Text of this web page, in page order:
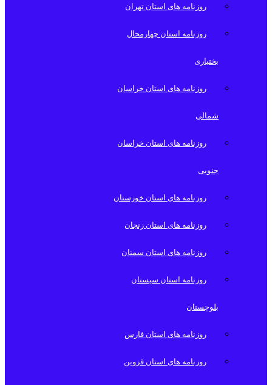
روزنامه های استان تهران
روزنامه استان چهارمحال
بختیاری
روزنامه های استان خراسان
شمالی
روزنامه های استان خراسان
جنوبی
روزنامه های استان خوزستان
روزنامه های استان زنجان
روزنامه های استان سمنان
روزنامه استان سیستان
بلوچستان
روزنامه های استان فارس
روزنامه های استان قزوین